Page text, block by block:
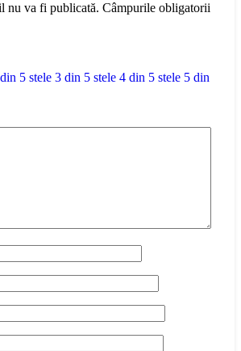
nu va fi publicată. Câmpurile obligatorii
5 stele 3 din 5 stele 4 din 5 stele 5 din